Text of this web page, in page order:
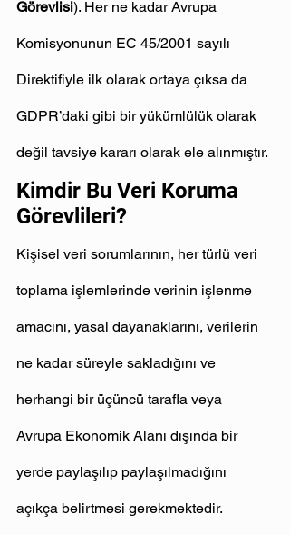
Görevlisi). Her ne kadar Avrupa
Komisyonunun EC 45/2001 sayılı
Direktifiyle ilk olarak ortaya çıksa da
GDPR’daki gibi bir yükümlülük olarak
değil tavsiye kararı olarak ele alınmıştır.
Kimdir Bu Veri Koruma
Görevlileri?
Kişisel veri sorumlarının, her türlü veri
toplama işlemlerinde verinin işlenme
amacını, yasal dayanaklarını, verilerin
ne kadar süreyle sakladığını ve
herhangi bir üçüncü tarafla veya
Avrupa Ekonomik Alanı dışında bir
yerde paylaşılıp paylaşılmadığını
açıkça belirtmesi gerekmektedir.